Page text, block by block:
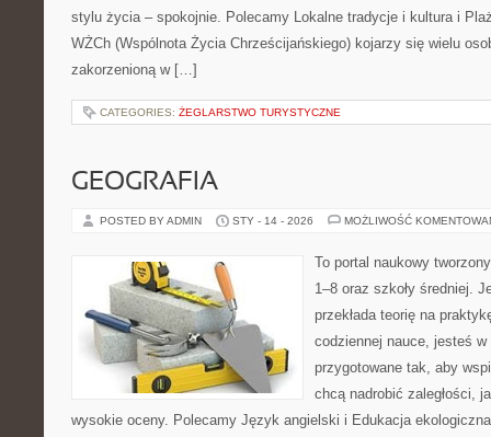
stylu życia – spokojnie. Polecamy Lokalne tradycje i kultura i
WŻCh (Wspólnota Życia Chrześcijańskiego) kojarzy się wielu
zakorzenioną w […]
CATEGORIES: ŻEGLARSTWO TURYSTYCZNE
GEOGRAFIA
POSTED BY ADMIN STY - 14 - 2026 MOŻLIWOŚĆ
To portal naukowy
1–8 oraz szkoły średniej.
przekłada teorię na
codziennej nauce, jesteś
przygotowane tak, aby
chcą nadrobić zaległości,
wysokie oceny. Polecamy Język angielski i Edukacja